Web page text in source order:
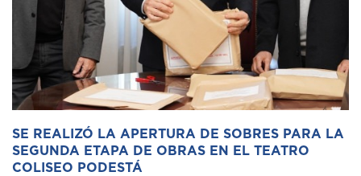
SE REALIZÓ LA APERTURA DE SOBRES PARA LA
SEGUNDA ETAPA DE OBRAS EN EL TEATRO
COLISEO PODESTÁ